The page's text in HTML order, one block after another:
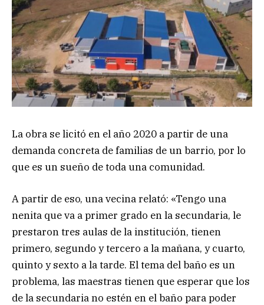
La obra se licitó en el año 2020 a partir de una
demanda concreta de familias de un barrio, por lo
que es un sueño de toda una comunidad.
A partir de eso, una vecina relató: «Tengo una
nenita que va a primer grado en la secundaria, le
prestaron tres aulas de la institución, tienen
primero, segundo y tercero a la mañana, y cuarto,
quinto y sexto a la tarde. El tema del baño es un
problema, las maestras tienen que esperar que los
de la secundaria no estén en el baño para poder